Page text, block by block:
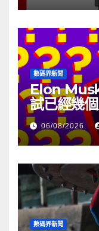
數碼界新聞
Elon
試已經幾
06/08/2026
數碼界新聞